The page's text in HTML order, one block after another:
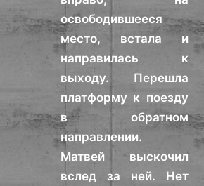
освободившееся
место, встала и
направилась к
выходу. Перешла
платформу к поезду
в обратном
направлении.
Матвей выскочил
вслед за ней. Нет